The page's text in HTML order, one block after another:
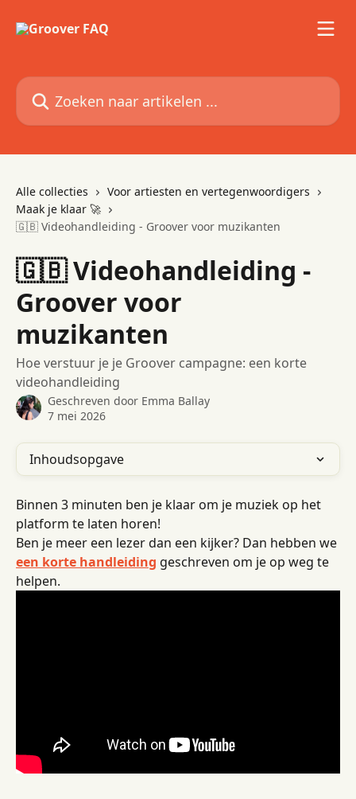
Zoeken naar artikelen ...
Alle collecties
Voor artiesten en vertegenwoordigers
Maak je klaar 🚀
🇬🇧 Videohandleiding - Groover voor muzikanten
🇬🇧 Videohandleiding -
Groover voor
muzikanten
Hoe verstuur je je Groover campagne: een korte
videohandleiding
Geschreven door Emma Ballay
7 mei 2026
Inhoudsopgave
Binnen 3 minuten ben je klaar om je muziek op het
platform te laten horen!
Ben je meer een lezer dan een kijker? Dan hebben we
een korte handleiding geschreven om je op weg te
helpen.